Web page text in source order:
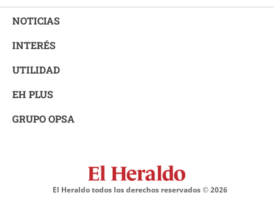
NOTICIAS
INTERÉS
UTILIDAD
EH PLUS
GRUPO OPSA
El Heraldo todos los derechos reservados ©2026